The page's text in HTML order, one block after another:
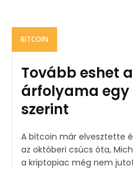
BITCOIN
Tovább eshet
árfolyama egy
szerint
A bitcoin már elvesztette
az októberi csúcs óta,
a kriptopiac még nem